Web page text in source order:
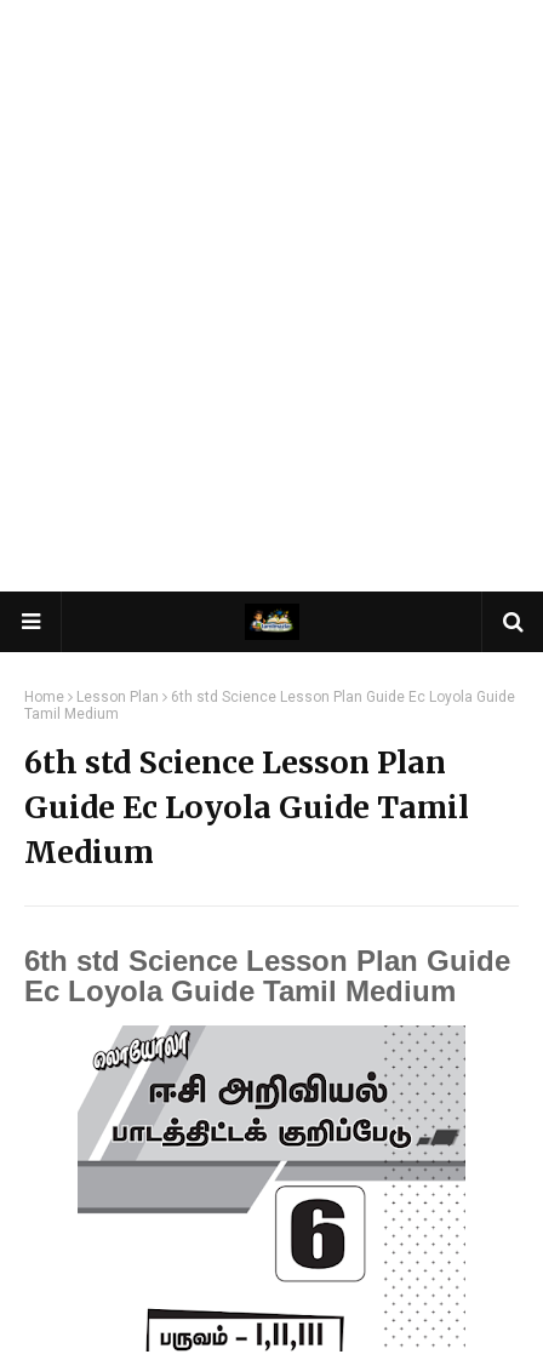
Home Lesson Plan
6th std Science Lesson Plan Guide Ec Loyola Guide
Tamil Medium
6th std Science Lesson Plan
Guide Ec Loyola Guide Tamil
Medium
6th std Science Lesson Plan Guide
Ec Loyola Guide Tamil Medium